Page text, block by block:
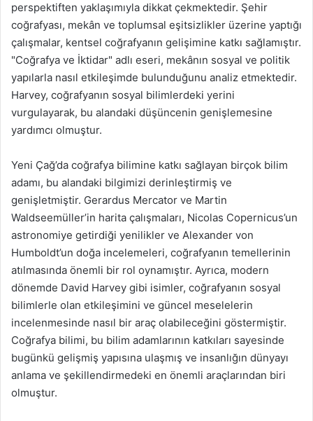
perspektiften yaklaşımıyla dikkat çekmektedir. Şehir
coğrafyası, mekân ve toplumsal eşitsizlikler üzerine yaptığı
çalışmalar, kentsel coğrafyanın gelişimine katkı sağlamıştır.
"Coğrafya ve İktidar" adlı eseri, mekânın sosyal ve politik
yapılarla nasıl etkileşimde bulunduğunu analiz etmektedir.
Harvey, coğrafyanın sosyal bilimlerdeki yerini
vurgulayarak, bu alandaki düşüncenin genişlemesine
yardımcı olmuştur.
Yeni Çağ’da coğrafya bilimine katkı sağlayan birçok bilim
adamı, bu alandaki bilgimizi derinleştirmiş ve
genişletmiştir. Gerardus Mercator ve Martin
Waldseemüller’in harita çalışmaları, Nicolas Copernicus’un
astronomiye getirdiği yenilikler ve Alexander von
Humboldt’un doğa incelemeleri, coğrafyanın temellerinin
atılmasında önemli bir rol oynamıştır. Ayrıca, modern
dönemde David Harvey gibi isimler, coğrafyanın sosyal
bilimlerle olan etkileşimini ve güncel meselelerin
incelenmesinde nasıl bir araç olabileceğini göstermiştir.
Coğrafya bilimi, bu bilim adamlarının katkıları sayesinde
bugünkü gelişmiş yapısına ulaşmış ve insanlığın dünyayı
anlama ve şekillendirmedeki en önemli araçlarından biri
olmuştur.